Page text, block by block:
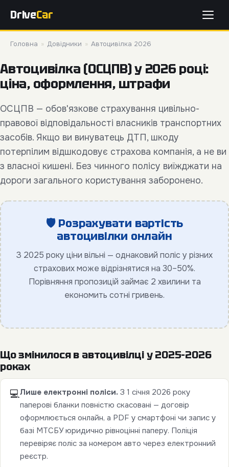
DriveCar
Головна » Довідники » Автоцивілка 2026
Автоцивілка (ОСЦПВ) у 2026 році:
ціна, оформлення, штрафи
ОСЦПВ — обов'язкове страхування цивільно-
правової відповідальності власників транспортних
засобів. Якщо ви винуватець ДТП, шкоду
потерпілим відшкодовує страхова компанія, а не ви
з власної кишені. Без чинного полісу виїжджати на
дороги загального користування заборонено.
🛡 Розрахувати вартість
автоцивілки онлайн
З 2025 року ціни вільні — однаковий поліс у різних
страхових може відрізнятися на 30–50%.
Порівняння пропозицій займає 2 хвилини та
економить сотні гривень.
Що змінилося в автоцивілці у 2025–2026
роках
💻Лише електронні поліси. З 1 січня 2026 року
паперові бланки повністю скасовані — договір
оформлюється онлайн, а PDF у смартфоні чи запис у
базі МТСБУ юридично рівноцінні паперу. Поліція
перевіряє поліс за номером авто через електронний
реєстр.